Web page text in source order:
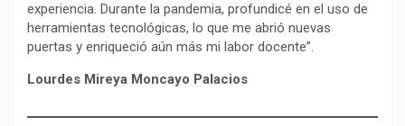
experiencia. Durante la pandemia, profundicé en el uso de
herramientas tecnológicas, lo que me abrió nuevas
puertas y enriqueció aún más mi labor docente”.
Lourdes Mireya Moncayo Palacios